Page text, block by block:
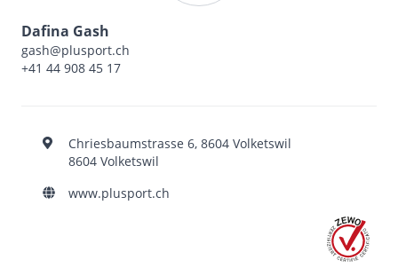
Dafina Gash
gash@plusport.ch
+41 44 908 45 17
Chriesbaumstrasse 6, 8604 Volketswil
8604 Volketswil
www.plusport.ch